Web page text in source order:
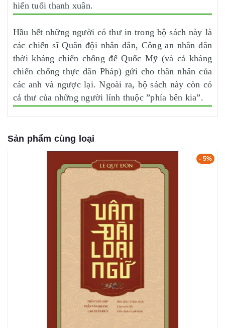
hiến tuổi thanh xuân.
Hầu hết những người có thư in trong bộ sách này là
các chiến sĩ Quân đội nhân dân, Công an nhân dân
thời kháng chiến chống đế Quốc Mỹ (và cả kháng
chiến chống thực dân Pháp) gửi cho thân nhân của
các anh và ngược lại. Ngoài ra, bộ sách này còn có
cả thư của những người lính thuộc ”phía bên kia”.
Sản phẩm cùng loại
- 5%